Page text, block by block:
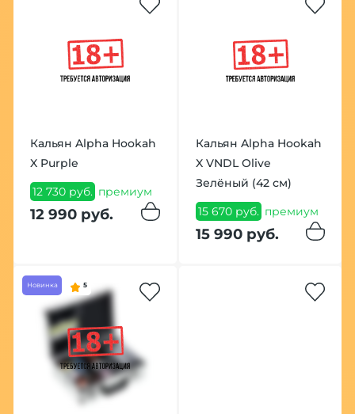
Кальян Alpha Hookah
X Purple
12 730 руб. премиум
12 990 руб.
Кальян Alpha Hookah
X VNDL Olive
Зелёный (42 см)
15 670 руб. премиум
15 990 руб.
Новинка 5